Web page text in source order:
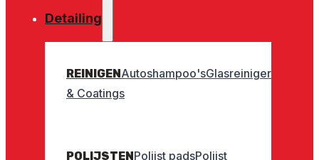
Detailing
REINIGENAutoshampoo'sGlasreinigers
& Coatings
POLIJSTENPolijst padsPolijst